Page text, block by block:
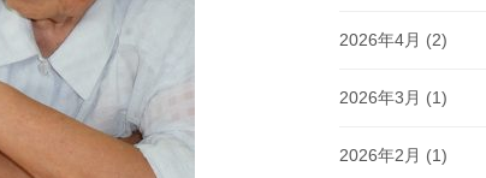
2026年4月 (2)
2026年3月 (1)
2026年2月 (1)